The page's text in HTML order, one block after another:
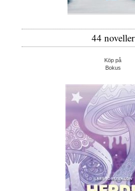
44 noveller
Köp på
Bokus